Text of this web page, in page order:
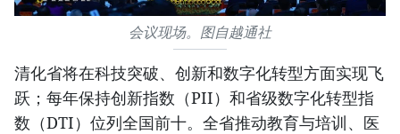
会议现场。图自越通社
清化省将在科技突破、创新和数字化转型方面实现飞
跃；每年保持创新指数（PII）和省级数字化转型指
数（DTI）位列全国前十。全省推动教育与培训、医